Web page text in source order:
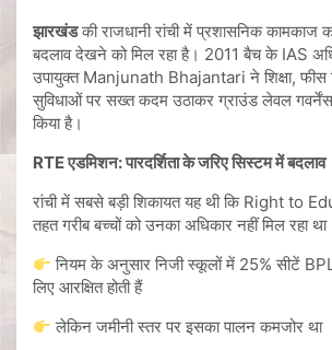
झारखंडकी राजधानी रांची में प्रशासनिक कामकाज
बदलाव देखने को मिल रहा है। 2011 बैच के IAS
उपायुक्त Manjunath Bhajantari ने शिक्षा, फीस
सुविधाओं पर सख्त कदम उठाकर ग्राउंड लेवल
किया है।
RTE एडमिशन: पारदर्शिता के जरिए सिस्टम में बदलाव
रांची में सबसे बड़ी शिकायत यह थी कि Right to
तहत गरीब बच्चों को उनका अधिकार नहीं मिल रहा
नियम के अनुसार निजी स्कूलों में 25% सीटें BPL
लिए आरक्षित होती हैं
लेकिन जमीनी स्तर पर इसका पालन कमजोर था